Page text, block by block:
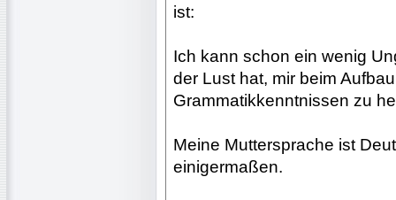
ist:
Ich kann schon ein wenig
der Lust hat, mir beim
Grammatikkenntnissen zu
Meine Muttersprache ist
einigermaßen.